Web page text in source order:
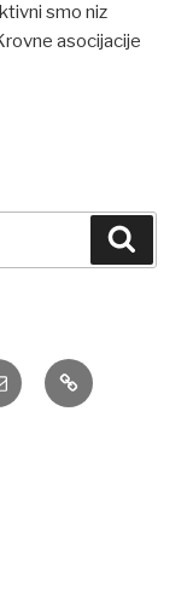
smo niz
asocijacije
Galerija
slika